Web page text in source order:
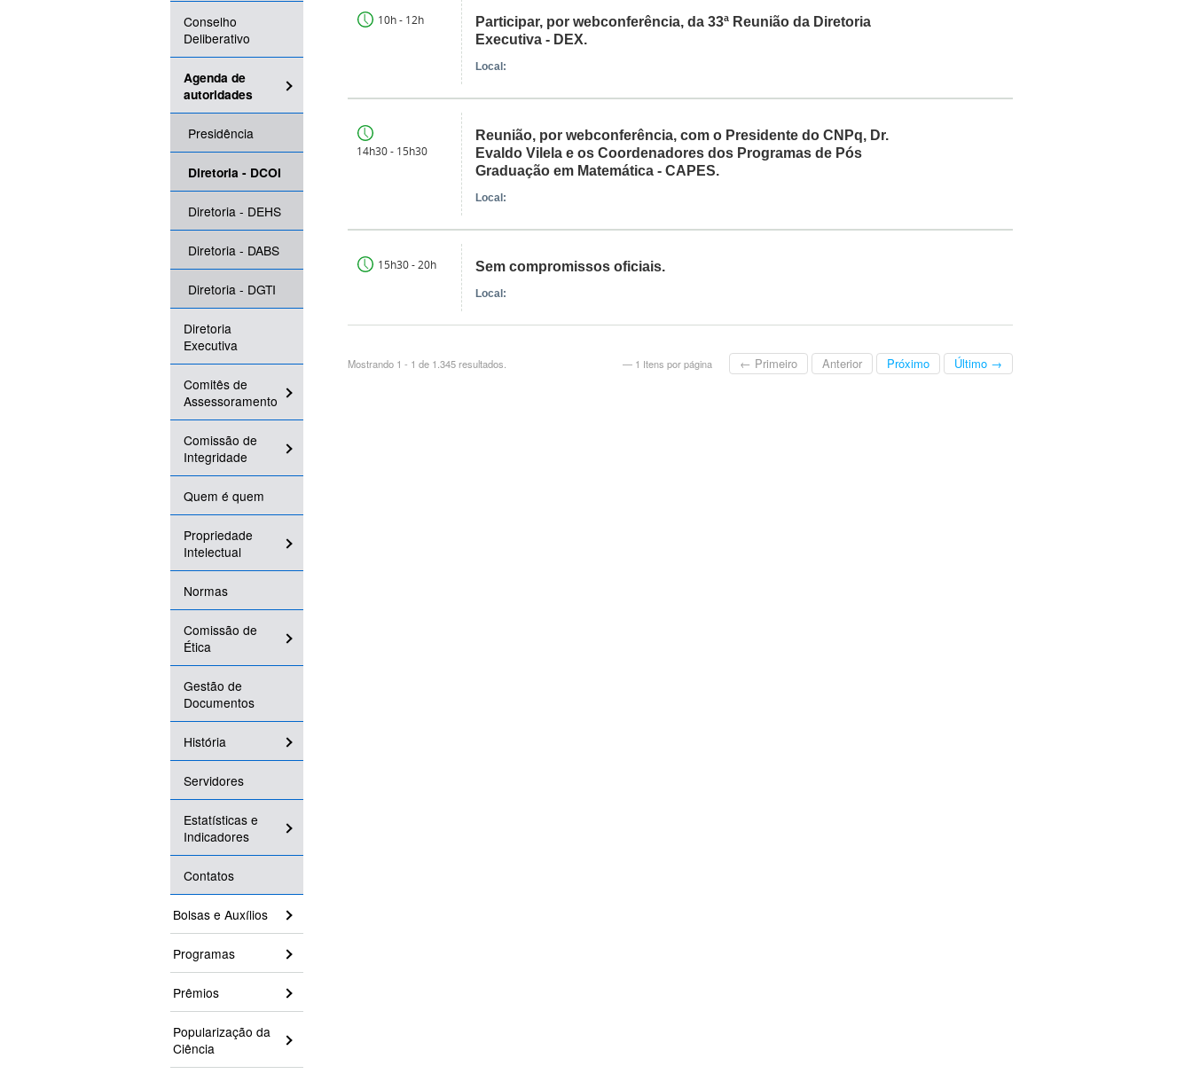
Conselho
Deliberativo
Agenda de
autoridades
Presidência
Diretoria - DCOI
Diretoria - DEHS
Diretoria - DABS
Diretoria - DGTI
Diretoria
Executiva
Comitês de
Assessoramento
Comissão de
Integridade
Quem é quem
Propriedade
Intelectual
Normas
Comissão de
Ética
Gestão de
Documentos
História
Servidores
Estatísticas e
Indicadores
Contatos
Bolsas e Auxílios
Programas
Prêmios
Popularização da
Ciência
10h - 12h
Participar, por webconferência, da 33ª Reunião da Diretoria
Executiva - DEX.
Local:
14h30 - 15h30
Reunião, por webconferência, com o Presidente do CNPq, Dr.
Evaldo Vilela e os Coordenadores dos Programas de Pós
Graduação em Matemática - CAPES.
Local:
15h30 - 20h Sem compromissos oficiais.
Local:
— 1 Itens por página
Mostrando 1 - 1 de 1.345 resultados. ← Primeiro Anterior Próximo Último →